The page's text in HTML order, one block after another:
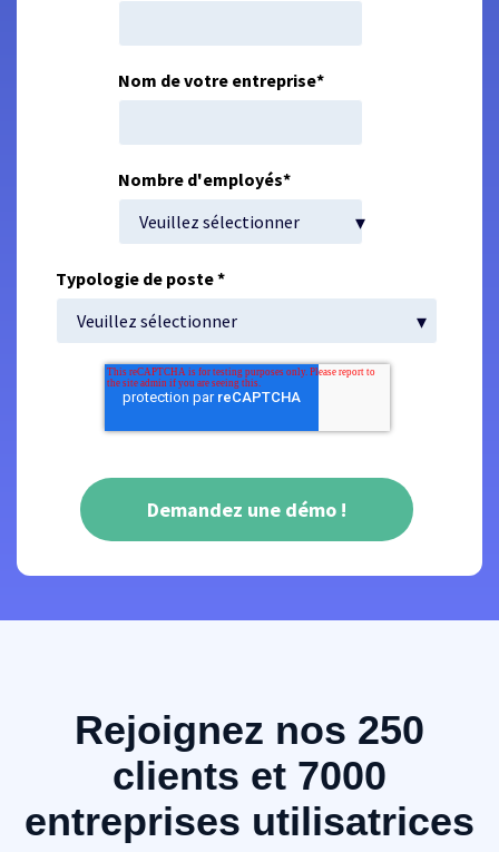
Nom de votre entreprise*
Nombre d'employés*
Typologie de poste*
Rejoignez nos 250
clients et 7000
entreprises utilisatrices